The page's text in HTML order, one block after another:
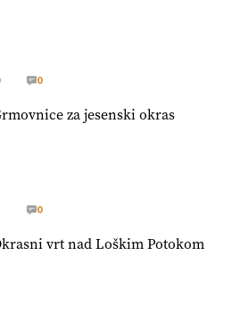
qmMX2yevum @EUAgri #IMCAP
@EUAgri #IMCAP #CAP
#IMCAP #CAP
0
za jesenski okras
0
vrt nad Loškim Potokom